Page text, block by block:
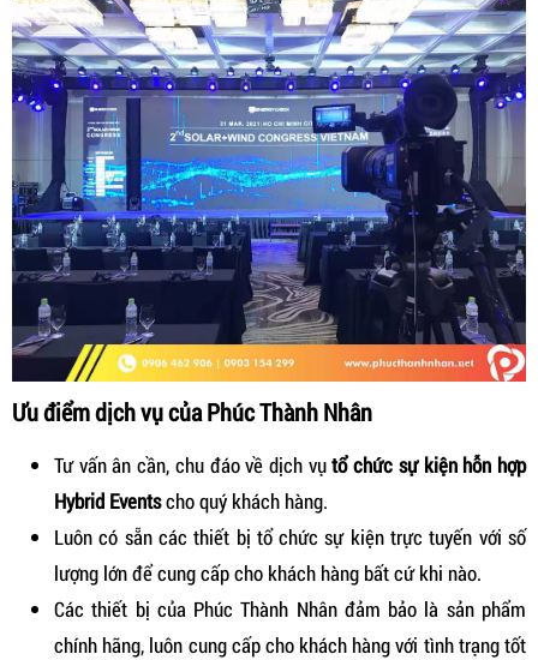
Ưu điểm dịch vụ của Phúc Thành Nhân
Tư vấn ân cần, chu đáo về dịch vụtổ chức sự kiện hỗn hợp
Hybrid Eventscho quý khách hàng.
Luôn có sẵn các thiết bị tổ chức sự kiện trực tuyến với số
lượng lớn để cung cấp cho khách hàng bất cứ khi nào.
Các thiết bị của Phúc Thành Nhân đảm bảo là sản phẩm
chính hãng, luôn cung cấp cho khách hàng với tình trạng tốt